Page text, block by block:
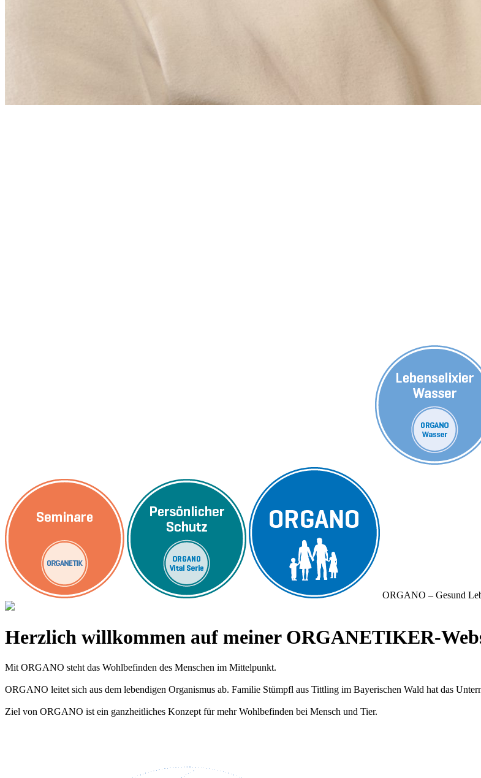
ORGANO – Gesund
Herzlich willkommen auf meiner ORGANETIKER-
Mit ORGANO steht das Wohlbefinden des Menschen im Mittelpunkt.
ORGANO leitet sich aus dem lebendigen Organismus ab. Familie Stümpfl aus Tittling im Bayerischen Wald hat das
Ziel von ORGANO ist ein ganzheitliches Konzept für mehr Wohlbefinden bei Mensch und Tier.